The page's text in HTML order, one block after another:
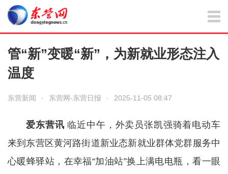
管“新”变暖“新”，为新就业形态注入
温度
东营新闻 · 东营网-东营日报 · 2025-11-05 08:47
爱东营讯 临近中午，外卖员张凯强骑着电动车
来到东营区黄河路街道新业态新就业群体党群服务中
心暖蜂驿站，在幸福“加油站”换上满电电瓶，看一眼